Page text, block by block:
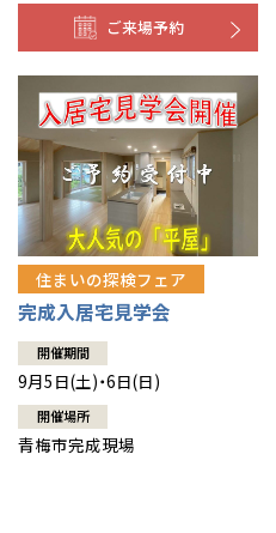
ご来場予約
住まいの探検フェア
完成入居宅見学会
開催期間
9月5日(土)・6日(日)
開催場所
青梅市完成現場